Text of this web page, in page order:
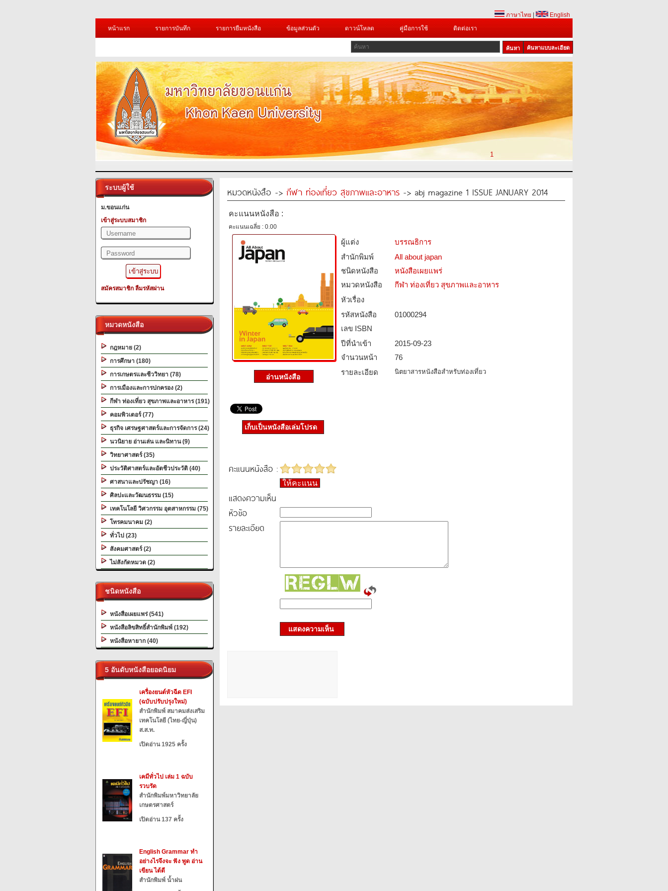
ภาษาไทย
English
หน้าแรก
รายการบันทึก รายการยืมหนังสือ ข้อมูลส่วนตัว ดาวน์โหลด คู่มือการใช้ ติดต่อเรา
ค้นหาแบบละเอียด
1
ระบบผู้ใช้
ม.ขอนแก่น
เข้าสู่ระบบสมาชิก
สมัครสมาชิก ลืมรหัสผ่าน
หมวดหนังสือ
กฎหมาย (2)
การศึกษา (180)
การเกษตรและชีววิทยา (78)
การเมืองและการปกครอง (2)
กีฬา ท่องเที่ยว สุขภาพและอาหาร (191)
คอมพิวเตอร์ (77)
ธุรกิจ เศรษฐศาสตร์และการจัดการ (24)
นวนิยาย อ่านเล่น และนิทาน (9)
วิทยาศาสตร์ (35)
ประวัติศาสตร์และอัตชีวประวัติ (40)
ศาสนาและปรัชญา (16)
ศิลปะและวัฒนธรรม (15)
เทคโนโลยี วิศวกรรม อุตสาหกรรม (75)
โทรคมนาคม (2)
ทั่วไป (23)
สังคมศาสตร์ (2)
ไม่สังกัดหมวด (2)
ชนิดหนังสือ
หนังสือเผยแพร่ (541)
หนังสือลิขสิทธิ์สำนักพิมพ์ (192)
หนังสือหายาก (40)
5 อันดับหนังสือยอดนิยม
เครื่องยนต์หัวฉีด EFI
(ฉบับปรับปรุงใหม่)
สำนักพิมพ์ สมาคมส่งเสริม
เทคโนโลยี (ไทย-ญี่ปุ่น)
ส.ส.ท.
เปิดอ่าน 1925 ครั้ง
เคมีทั่วไป เล่ม 1 ฉบับ
รวบรัด
สำนักพิมพ์มหาวิทยาลัย
เกษตรศาสตร์
เปิดอ่าน 137 ครั้ง
English Grammar ทำ
อย่างไรจึงจะ ฟัง พูด อ่าน
เขียน ได้ดี
สำนักพิมพ์ น้ำฝน
หมวดหนังสือ -> กีฬา ท่องเที่ยว สุขภาพและอาหาร -> abj magazine 1 ISSUE JANUARY 2014
คะแนนหนังสือ :
คะแนนเฉลี่ย : 0.00
ผู้แต่ง
บรรณธิการ
สำนักพิมพ์
All about japan
ชนิดหนังสือ­
หนังสือเผยแพร่
หมวดหนังสือ­
กีฬา ท่องเที่ยว สุขภาพและอาหาร
หัวเรื่อง
รหัสหนังสือ­
01000294
เลข ISBN
ปีที่นำเข้า
2015-09-23
จำนวนหน้า
76
รายละเอียด
นิตยาสารหนังสือสำหรับท่องเที่ยว
เก็บเป็นหนังสือเล่มโปรด
คะแนนหนังสือ :
ให้คะแนน
แสดงความเห็น
หัวข้อ
รายละเอียด
แสดงความเห็น